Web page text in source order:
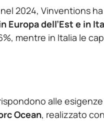
2024, Vinventions ha
Europa dell’Est e in
mentre in Italia le
alle
Ocean, realizzato con